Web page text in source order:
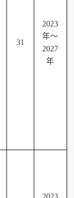
31
2023
年～
2027
年